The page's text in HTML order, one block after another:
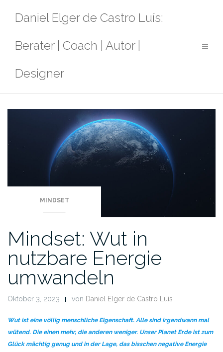
Daniel Elger de Castro Luís:
Berater | Coach | Autor |
Designer
MINDSET
Mindset: Wut in
nutzbare Energie
umwandeln
Oktober 3, 2023 von Daniel Elger de Castro Luis
Wut ist eine völlig menschliche Eigenschaft. Alle sind irgendwann mal
wütend. Die einen mehr, die anderen weniger. Unser Planet Erde ist zum
Glück mächtig genug und in der Lage, das bisschen negative Energie